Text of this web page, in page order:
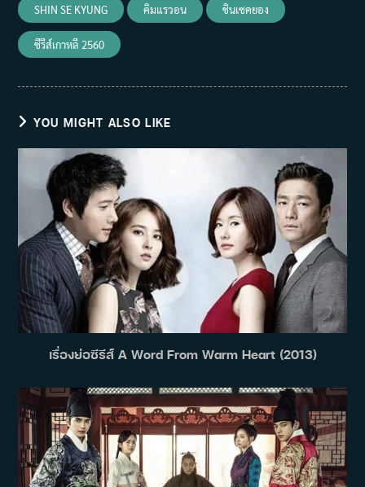
SHIN SE KYUNG คิมแรวอน ชินเซคยอง
ซีรีส์เกาหลี 2560
YOU MIGHT ALSO LIKE
เรื่องย่อซีรีส์ A Word From Warm Heart (2013)